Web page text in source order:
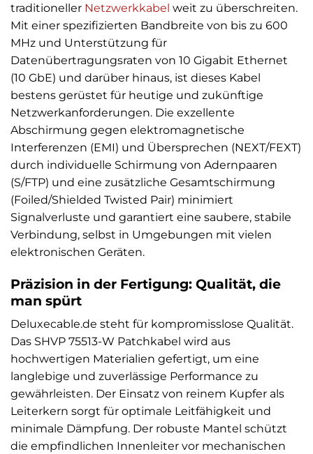
traditioneller Netzwerkkabel weit zu überschreiten.
Mit einer spezifizierten Bandbreite von bis zu 600
MHz und Unterstützung für
Datenübertragungsraten von 10 Gigabit Ethernet
(10 GbE) und darüber hinaus, ist dieses Kabel
bestens gerüstet für heutige und zukünftige
Netzwerkanforderungen. Die exzellente
Abschirmung gegen elektromagnetische
Interferenzen (EMI) und Übersprechen (NEXT/FEXT)
durch individuelle Schirmung von Adernpaaren
(S/FTP) und eine zusätzliche Gesamtschirmung
(Foiled/Shielded Twisted Pair) minimiert
Signalverluste und garantiert eine saubere, stabile
Verbindung, selbst in Umgebungen mit vielen
elektronischen Geräten.
Präzision in der Fertigung: Qualität, die
man spürt
Deluxecable.de steht für kompromisslose Qualität.
Das SHVP 75513-W Patchkabel wird aus
hochwertigen Materialien gefertigt, um eine
langlebige und zuverlässige Performance zu
gewährleisten. Der Einsatz von reinem Kupfer als
Leiterkern sorgt für optimale Leitfähigkeit und
minimale Dämpfung. Der robuste Mantel schützt
die empfindlichen Innenleiter vor mechanischen